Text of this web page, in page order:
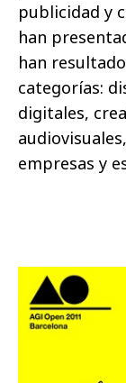
publicidad y
han
han
categorías:
digitales,
empresas y